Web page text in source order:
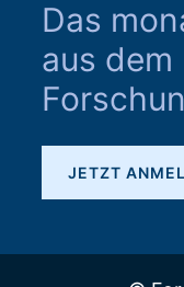
Das
aus dem
JETZT